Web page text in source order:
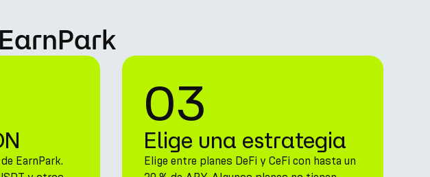
EarnPark.
03
Elige una estrategia
Elige entre planes DeFi y CeFi con hasta un